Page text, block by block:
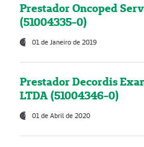
Prestador Oncoped
(51004335-0)
01 de Janeiro de 2019
Prestador Decordis
LTDA (51004346-0)
01 de Abril de 2020